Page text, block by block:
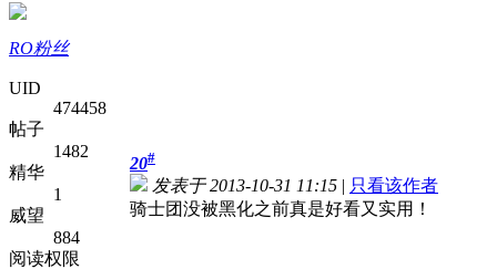
RO粉丝
UID
474458
帖子
1482
精华
1
威望
884
阅读权限
20#
发表于 2013-10-31 11:15 | 只看该作者
骑士团没被黑化之前真是好看又实用！